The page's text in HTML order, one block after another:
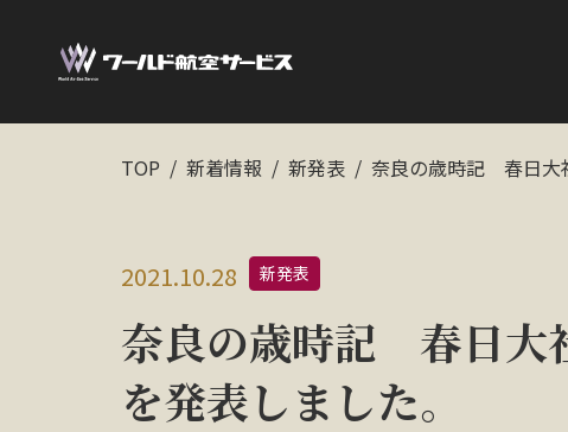
TOP 新着情報 新発表 奈良の歳時記 春日大
2021.10.28 新発表
奈良の歳時記 春日大
を発表しました。